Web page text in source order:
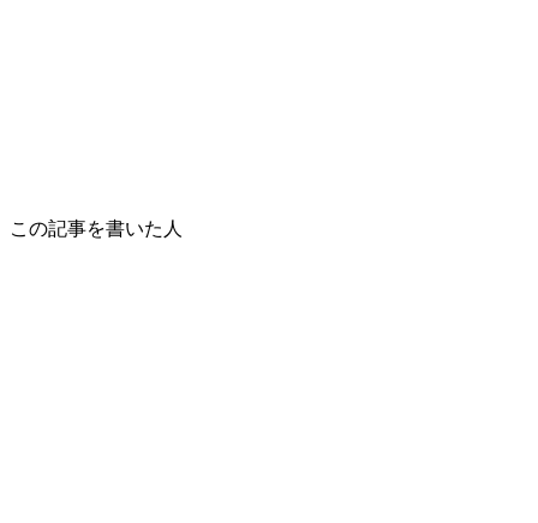
この記事を書いた人